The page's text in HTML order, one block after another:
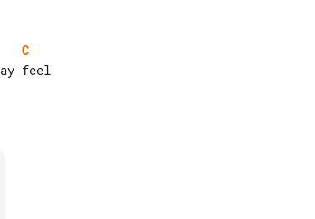
C